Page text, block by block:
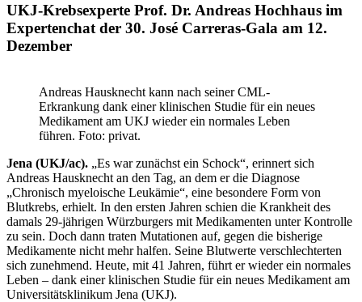
UKJ-Krebsexperte Prof. Dr. Andreas Hochhaus im
Expertenchat der 30. José Carreras-Gala am 12.
Dezember
Andreas Hausknecht kann nach seiner CML-
Erkrankung dank einer klinischen Studie für ein neues
Medikament am UKJ wieder ein normales Leben
führen. Foto: privat.
Jena (UKJ/ac). „Es war zunächst ein Schock“, erinnert sich
Andreas Hausknecht an den Tag, an dem er die Diagnose
„Chronisch myeloische Leukämie“, eine besondere Form von
Blutkrebs, erhielt. In den ersten Jahren schien die Krankheit des
damals 29-jährigen Würzburgers mit Medikamenten unter Kontrolle
zu sein. Doch dann traten Mutationen auf, gegen die bisherige
Medikamente nicht mehr halfen. Seine Blutwerte verschlechterten
sich zunehmend. Heute, mit 41 Jahren, führt er wieder ein normales
Leben – dank einer klinischen Studie für ein neues Medikament am
Universitätsklinikum Jena (UKJ).